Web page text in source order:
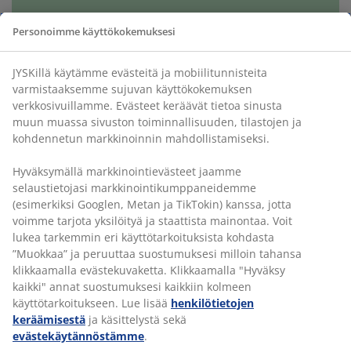
MARIIN TEESIT
ESIHENKILÖTYÖSSÄ
Mariille esihenkilötyö tarkoittaa läsnäoloa
syntyy avoin ja tasavertainen ilmapiiri, jossa
jokaisen ääni kuuluu. Hänen roolinsa on ennen
kaikkea valmentaa: tunnistaa vahvuuksia, antaa
tilaa onnistua ja rakentaa luottamusta.
Palautteen, sparrauksen ja vastuun kautta
Marii auttaa tiimiään kehittymään ja ottamaan
omistajuutta. Kun luottamus on vahvaa,
jokainen uskaltaa tehdä päätöksiä ja kasvaa
omassa roolissaan.
Personoimme käyttökokemuksesi
JYSKillä käytämme evästeitä ja mobiilitunnisteita
varmistaaksemme sujuvan käyttökokemuksen
verkkosivuillamme. Evästeet keräävät tietoa sinusta
muun muassa sivuston toiminnallisuuden, tilastojen ja
kohdennetun markkinoinnin mahdollistamiseksi.
Hyväksymällä markkinointievästeet jaamme
selaustietojasi markkinointikumppaneidemme
(esimerkiksi Googlen, Metan ja TikTokin) kanssa, jotta
voimme tarjota yksilöityä ja staattista mainontaa. Voit
lukea tarkemmin eri käyttötarkoituksista kohdasta
”Muokkaa” ja peruuttaa suostumuksesi milloin tahansa
klikkaamalla evästekuvaketta. Klikkaamalla "Hyväksy
kaikki" annat suostumuksesi kaikkiin kolmeen
käyttötarkoitukseen. Lue lisää henkilötietojen
keräämisestä ja käsittelystä sekä
evästekäytännöstämme.